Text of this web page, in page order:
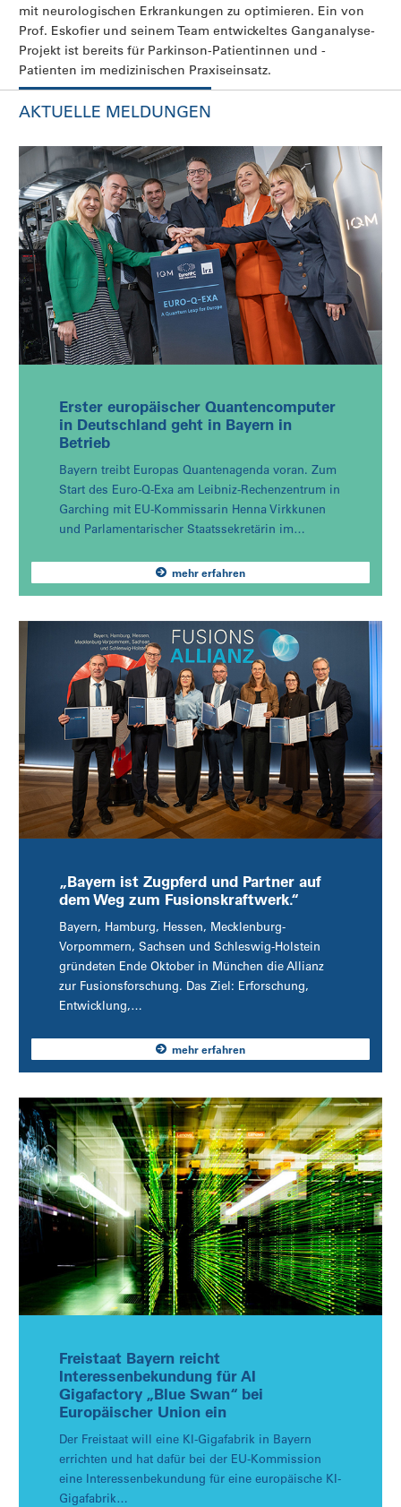
mit neurologischen Erkrankungen zu optimieren. Ein von
Prof. Eskofier und seinem Team entwickeltes Ganganalyse-
Projekt ist bereits für Parkinson-Patientinnen und -
Patienten im medizinischen Praxiseinsatz.
AKTUELLE MELDUNGEN
Erster europäischer Quantencomputer
in Deutschland geht in Bayern in
Betrieb
Bayern treibt Europas Quantenagenda voran. Zum
Start des Euro-Q-Exa am Leibniz-Rechenzentrum in
Garching mit EU-Kommissarin Henna Virkkunen
und Parlamentarischer Staatssekretärin im…
mehr erfahren
„Bayern ist Zugpferd und Partner auf
dem Weg zum Fusionskraftwerk.“
Bayern, Hamburg, Hessen, Mecklenburg-
Vorpommern, Sachsen und Schleswig-Holstein
gründeten Ende Oktober in München die Allianz
zur Fusionsforschung. Das Ziel: Erforschung,
Entwicklung,…
mehr erfahren
Freistaat Bayern reicht
Interessenbekundung für AI
Gigafactory „Blue Swan“ bei
Europäischer Union ein
Der Freistaat will eine KI-Gigafabrik in Bayern
errichten und hat dafür bei der EU-Kommission
eine Interessenbekundung für eine europäische KI-
Gigafabrik…